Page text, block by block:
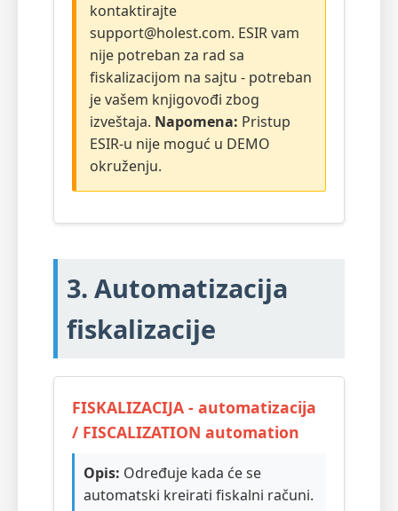
kontaktirajte
support@holest.com. ESIR vam
nije potreban za rad sa
fiskalizacijom na sajtu - potreban
je vašem knjigovođi zbog
izveštaja. Napomena: Pristup
ESIR-u nije moguć u DEMO
okruženju.
3. Automatizacija
fiskalizacije
FISKALIZACIJA - automatizacija
/ FISCALIZATION automation
Opis: Određuje kada će se
automatski kreirati fiskalni računi.